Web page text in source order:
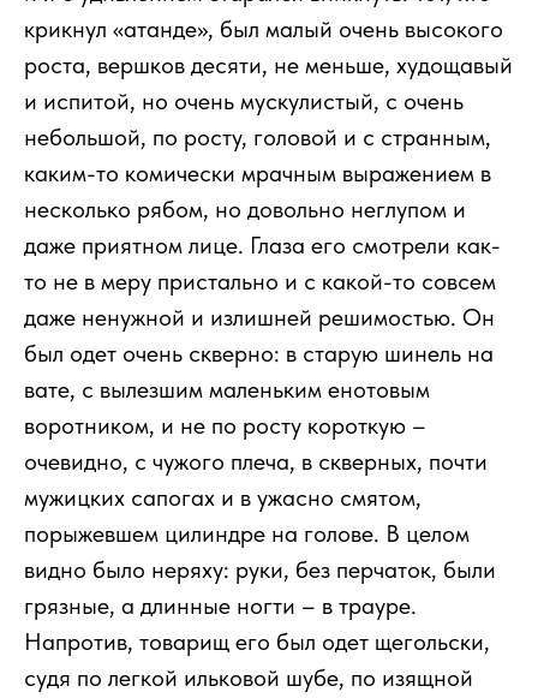
крикнул «атанде», был малый очень высокого
роста, вершков десяти, не меньше, худощавый
и испитой, но очень мускулистый, с очень
небольшой, по росту, головой и с странным,
каким-то комически мрачным выражением в
несколько рябом, но довольно неглупом и
даже приятном лице. Глаза его смотрели как-
то не в меру пристально и с какой-то совсем
даже ненужной и излишней решимостью. Он
был одет очень скверно: в старую шинель на
вате, с вылезшим маленьким енотовым
воротником, и не по росту короткую –
очевидно, с чужого плеча, в скверных, почти
мужицких сапогах и в ужасно смятом,
порыжевшем цилиндре на голове. В целом
видно было неряху: руки, без перчаток, были
грязные, а длинные ногти – в трауре.
Напротив, товарищ его был одет щегольски,
судя по легкой ильковой шубе, по изящной